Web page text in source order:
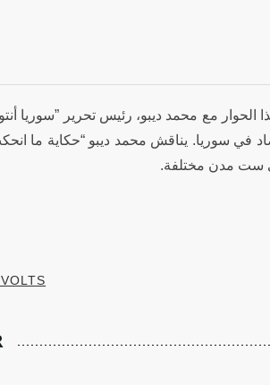
الحوار مع محمد ديبو، رئيس تحرير ”سوريا
في سوريا. يناقش محمد ديبو “حكاية ما
ست مدن مختلفة.